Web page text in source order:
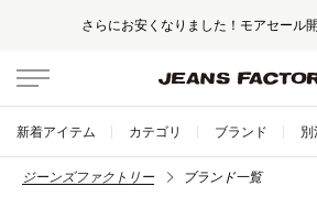
さらにお安くなりました！モアセール開
新着アイテム カテゴリ ブランド 別
ジーンズファクトリー ブランド一覧